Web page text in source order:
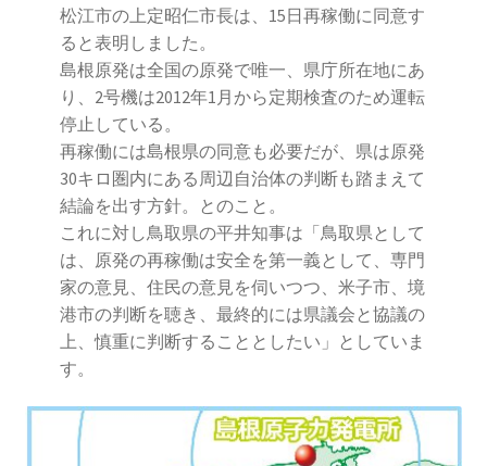
松江市の上定昭仁市長は、15日再稼働に同意す
ると表明しました。
島根原発は全国の原発で唯一、県庁所在地にあ
り、2号機は2012年1月から定期検査のため運転
停止している。
再稼働には島根県の同意も必要だが、県は原発
30キロ圏内にある周辺自治体の判断も踏まえて
結論を出す方針。とのこと。
これに対し鳥取県の平井知事は「鳥取県として
は、原発の再稼働は安全を第一義として、専門
家の意見、住民の意見を伺いつつ、米子市、境
港市の判断を聴き、最終的には県議会と協議の
上、慎重に判断することとしたい」としていま
す。